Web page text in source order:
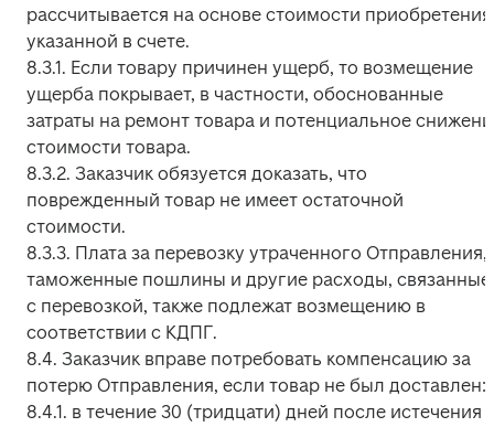
рассчитывается на основе стоимости
указанной в счете.
8.3.1. Если товару причинен ущерб, то возмещение
ущерба покрывает, в частности, обоснованные
затраты на ремонт товара и потенциальное
стоимости товара.
8.3.2. Заказчик обязуется доказать, что
поврежденный товар не имеет остаточной
стоимости.
8.3.3. Плата за перевозку утраченного Отправления,
таможенные пошлины и другие расходы, связанные
с перевозкой, также подлежат возмещению в
соответствии с КДПГ.
8.4. Заказчик вправе потребовать компенсацию за
потерю Отправления, если товар не был доставлен:
8.4.1. в течение 30 (тридцати) дней после истечения